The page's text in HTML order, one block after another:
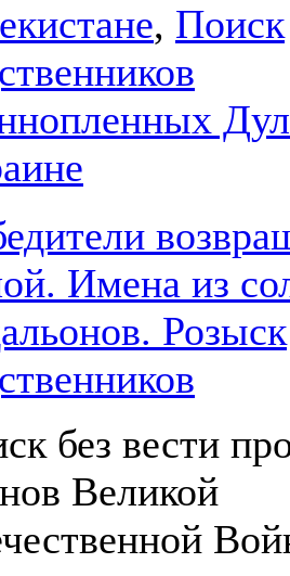
, Поиск
Имена из
Розыск
без вести
Великой